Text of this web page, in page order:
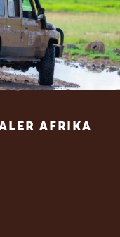
AFRIKA